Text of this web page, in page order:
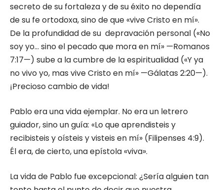
secreto de su fortaleza y de su éxito no dependía
de su fe ortodoxa, sino de que «vive Cristo en mí».
De la profundidad de su depravación personal («No
soy yo… sino el pecado que mora en mí» —Romanos
7:17—) sube a la cumbre de la espiritualidad («Y ya
no vivo yo, mas vive Cristo en mí» —Gálatas 2:20—).
¡Precioso cambio de vida!
Pablo era una vida ejemplar. No era un letrero
guiador, sino un guía: «Lo que aprendisteis y
recibisteis y oísteis y visteis en mí» (Filipenses 4:9).
Él era, de cierto, una epístola «viva».
La vida de Pablo fue excepcional: ¿Sería alguien tan